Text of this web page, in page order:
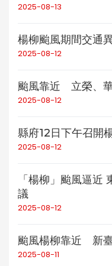
2025-08-13
楊柳颱風期間交通
2025-08-12
颱風靠近 立榮、
2025-08-12
縣府12日下午召開
2025-08-12
「楊柳」颱風逼近
議
2025-08-12
颱風楊柳靠近 新
2025-08-11